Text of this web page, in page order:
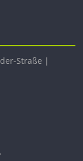
Straße |